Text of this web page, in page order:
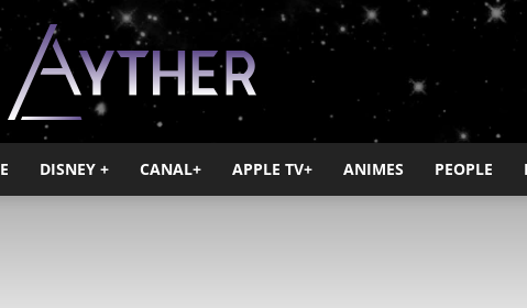
Ayther
DISNEY + CANAL+ APPLE TV+ ANIMES PEOPLE